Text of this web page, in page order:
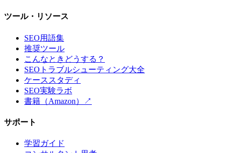
ツール・リソース
SEO用語集
推奨ツール
こんなときどうする？
SEOトラブルシューティング大全
ケーススタディ
SEO実験ラボ
書籍（Amazon）↗
サポート
学習ガイド